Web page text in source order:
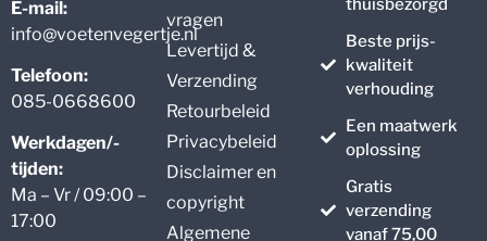
E-mail:
info@voetenvegertje.nl
Telefoon:
085-0668600
Werkdagen/-
tijden:
Ma – Vr / 09:00 –
17:00
vragen
Levertijd &
Verzending
Retourbeleid
Privacybeleid
Disclaimer en
copyright
Algemene
thuisbezorgd
Beste prijs-
kwaliteit
verhouding
Een maatwerk
oplossing
Gratis
verzending
vanaf 75,00